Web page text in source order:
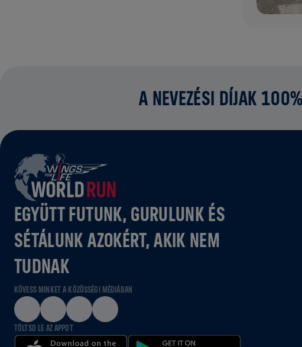
A NEVEZÉSI DÍJAK
EGYÜTT FUTUNK, GURULUNK ÉS
SÉTÁLUNK AZOKÉRT, AKIK NEM
TUDNAK
KÖVESS MINKET A KÖZÖSSÉGI MÉDIÁBAN
TÖLTSD LE AZ APPOT